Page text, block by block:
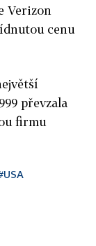
Verizon
cenu
převzala
firmu